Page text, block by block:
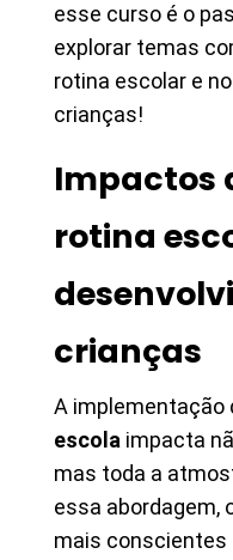
esse curso é o
explorar temas
rotina escolar e
crianças!
Impactos
rotina
crianças
A implementação
escola impacta
mas toda a
essa abordagem,
mais conscientes